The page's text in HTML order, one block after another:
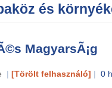
és
MagyarsÃ¡g
| [Törölt felhasználó] | 0